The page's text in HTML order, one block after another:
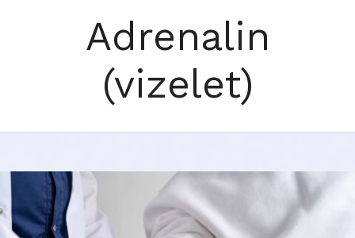
Adrenalin
(vizelet)